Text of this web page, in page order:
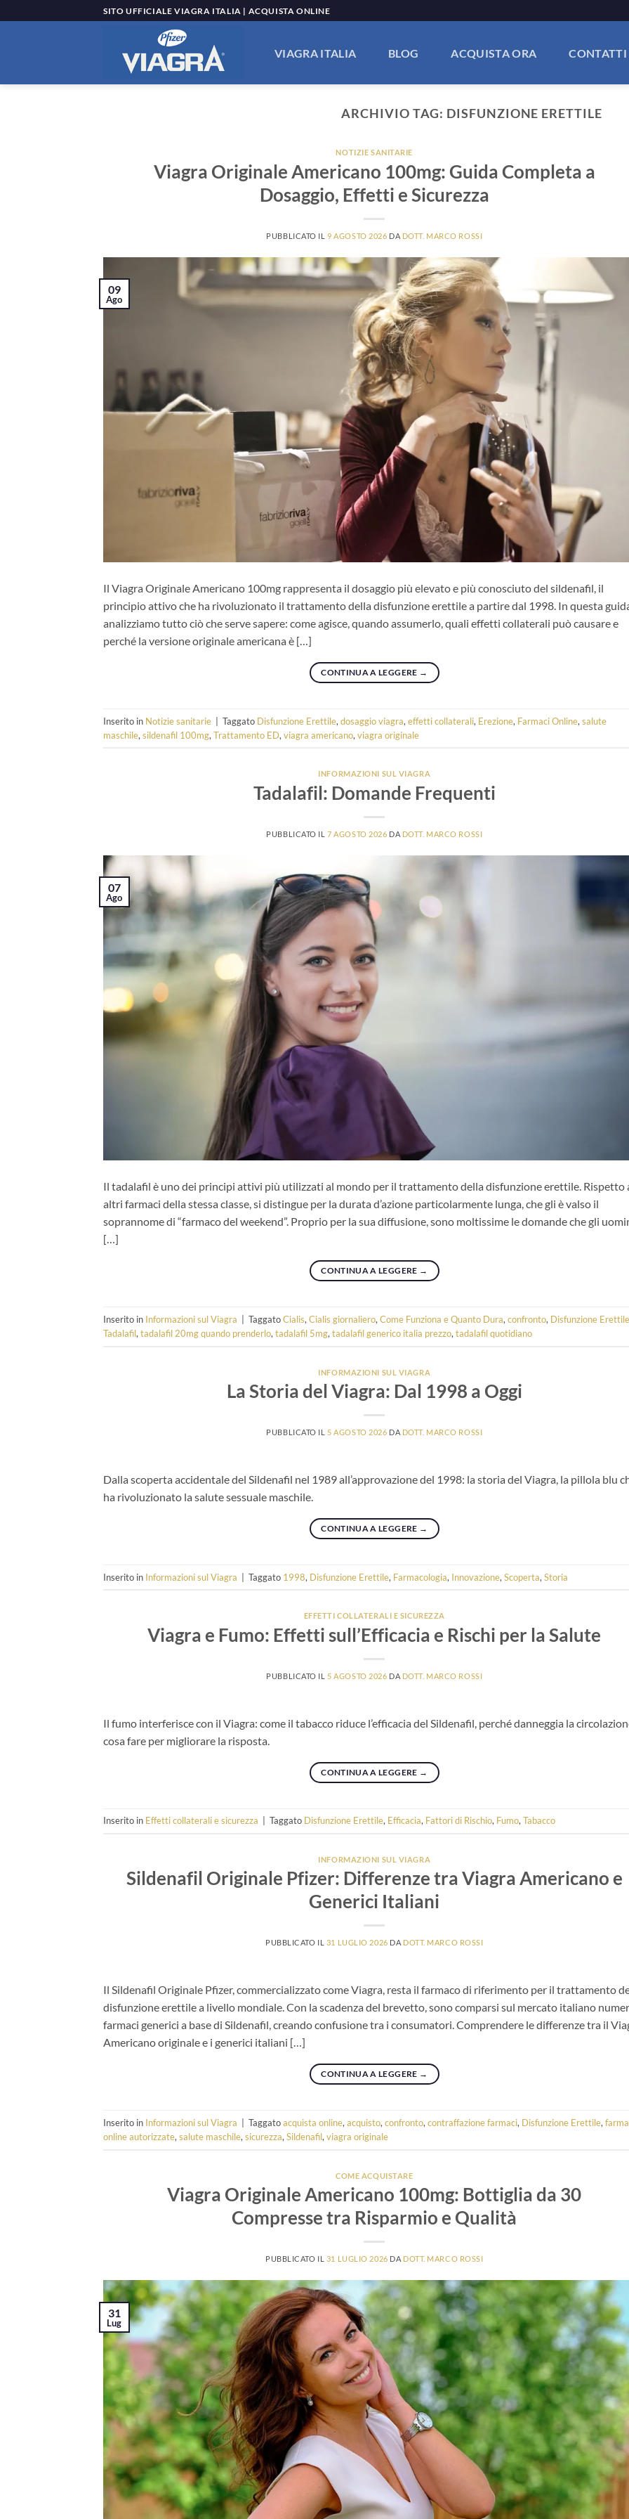
ai
SITO UFFICIALE VIAGRA ITALIA | ACQUISTA ONLINE
VIAGRA ITALIA BLOG ACQUISTA ORA CONTATTI
ARCHIVIO TAG: DISFUNZIONE ERETTILE
NOTIZIE SANITARIE
Viagra Originale Americano 100mg: Guida Completa a
Dosaggio, Effetti e Sicurezza
PUBBLICATO IL9 AGOSTO 2026 DA DOTT. MARCO ROSSI
09
Ago
Il Viagra Originale Americano 100mg rappresenta il dosaggio più elevato e più conosciuto del sildenafil, il
principio attivo che ha rivoluzionato il trattamento della disfunzione erettile a partire dal 1998. In questa
analizziamo tutto ciò che serve sapere: come agisce, quando assumerlo, quali effetti collaterali può causare e
perché la versione originale americana è […]
CONTINUA A LEGGERE →
Inserito in Notizie sanitarie Taggato Disfunzione Erettile, dosaggio viagra, effetti collaterali, Erezione, Farmaci Online, salute
maschile, sildenafil 100mg, Trattamento ED, viagra americano, viagra originale
INFORMAZIONI SUL VIAGRA
Tadalafil: Domande Frequenti
PUBBLICATO IL7 AGOSTO 2026 DA DOTT. MARCO ROSSI
07
Ago
Il tadalafil è uno dei principi attivi più utilizzati al mondo per il trattamento della disfunzione erettile. Rispetto
altri farmaci della stessa classe, si distingue per la durata d’azione particolarmente lunga, che gli è valso il
soprannome di “farmaco del weekend”. Proprio per la sua diffusione, sono moltissime le domande che gli
[…]
CONTINUA A LEGGERE →
Inserito in Informazioni sul Viagra TaggatoCialis, Cialis giornaliero, Come Funziona e Quanto Dura, confronto, Disfunzione Erettile
Tadalafil, tadalafil 20mg quando prenderlo, tadalafil 5mg, tadalafil generico italia prezzo, tadalafil quotidiano
INFORMAZIONI SUL VIAGRA
La Storia del Viagra: Dal 1998 a Oggi
PUBBLICATO IL 5 AGOSTO 2026 DA DOTT. MARCO ROSSI
Dalla scoperta accidentale del Sildenafil nel 1989 all’approvazione del 1998: la storia del Viagra, la pillola blu
ha rivoluzionato la salute sessuale maschile.
CONTINUA A LEGGERE →
Inserito in Informazioni sul Viagra | Taggato 1998, Disfunzione Erettile, Farmacologia, Innovazione, Scoperta, Storia
EFFETTI COLLATERALI E SICUREZZA
Viagra e Fumo: Effetti sull’Efficacia e Rischi per la Salute
PUBBLICATO IL 5 AGOSTO 2026 DA DOTT. MARCO ROSSI
Il fumo interferisce con il Viagra: come il tabacco riduce l’efficacia del Sildenafil, perché danneggia la
cosa fare per migliorare la risposta.
CONTINUA A LEGGERE →
Inserito in Effetti collaterali e sicurezza Taggato Disfunzione Erettile, Efficacia, Fattori di Rischio, Fumo, Tabacco
INFORMAZIONI SUL VIAGRA
Sildenafil Originale Pfizer: Differenze tra Viagra Americano e
Generici Italiani
PUBBLICATO IL 31 LUGLIO 2026 DA DOTT. MARCO ROSSI
Il Sildenafil Originale Pfizer, commercializzato come Viagra, resta il farmaco di riferimento per il trattamento
disfunzione erettile a livello mondiale. Con la scadenza del brevetto, sono comparsi sul mercato italiano
farmaci generici a base di Sildenafil, creando confusione tra i consumatori. Comprendere le differenze tra il
Americano originale e i generici italiani […]
CONTINUA A LEGGERE →
Inserito in Informazioni sul Viagra Taggatoacquista online, acquisto, confronto, contraffazione farmaci, Disfunzione Erettile,
online autorizzate, salute maschile, sicurezza, Sildenafil, viagra originale
COME ACQUISTARE
Viagra Originale Americano 100mg: Bottiglia da 30
Compresse tra Risparmio e Qualità
PUBBLICATO IL 31 LUGLIO 2026 DA DOTT. MARCO ROSSI
31
Lug